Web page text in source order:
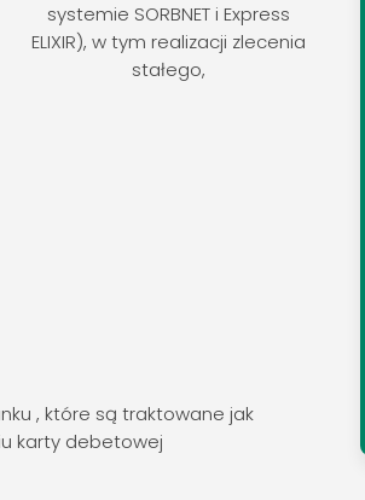
systemie SORBNET i Express
ELIXIR), w tym realizacji zlecenia
stałego,
, które są traktowane jak
karty debetowej